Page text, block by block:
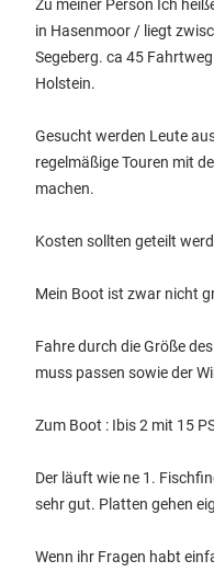
Zu meiner Person Ich
in Hasenmoor / liegt
Segeberg. ca 45
Holstein.
Gesucht werden Leute
regelmäßige Touren mit
machen.
Kosten sollten geteilt
Mein Boot ist zwar nicht
Fahre durch die Größe
muss passen sowie der
Zum Boot : Ibis 2 mit 15
Der läuft wie ne 1.
sehr gut. Platten gehen
Wenn ihr Fragen habt